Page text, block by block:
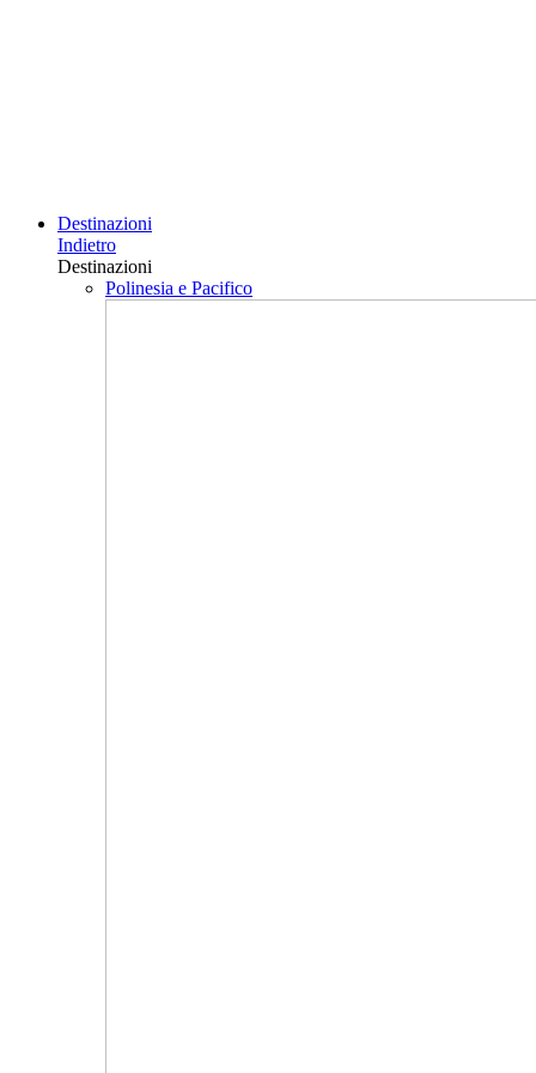
Destinazioni
Indietro
Destinazioni
Polinesia e Pacifico